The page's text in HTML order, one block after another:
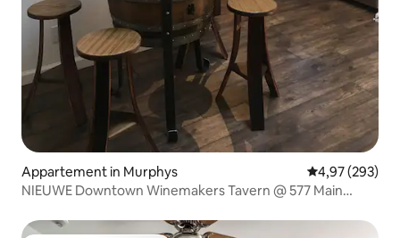
Appartement in Murphys Gemiddelde
4,97 (293)
NIEUWE Downtown Winemakers Tavern @ 577 Main